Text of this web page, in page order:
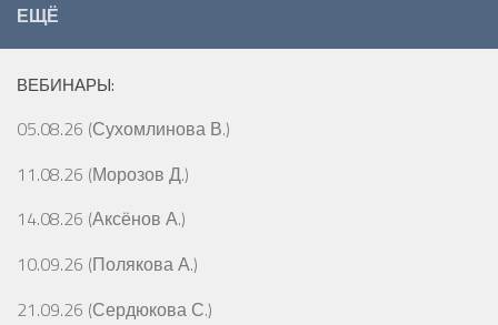
ЕЩЁ
ВЕБИНАРЫ:
05.08.26 (Сухомлинова В.)
11.08.26 (Морозов Д.)
14.08.26 (Аксёнов А.)
10.09.26 (Полякова А.)
21.09.26 (Сердюкова С.)